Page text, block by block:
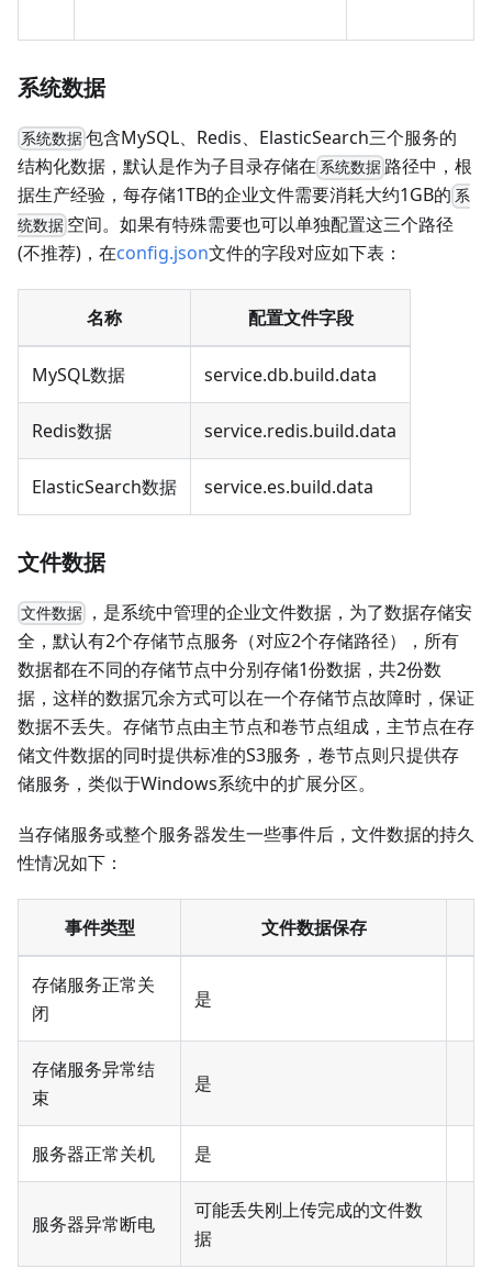
系统数据
系统数据 包含MySQL、Redis、ElasticSearch三个服务的
结构化数据，默认是作为子目录存储在 系统数据 路径中，根
据生产经验，每存储1TB的企业文件需要消耗大约1GB的 系
统数据 空间。如果有特殊需要也可以单独配置这三个路径
(不推荐)，在config.json文件的字段对应如下表：
名称 配置文件字段
MySQL数据 service.db.build.data
Redis数据 service.redis.build.data
ElasticSearch数据 service.es.build.data
文件数据
文件数据
，是系统中管理的企业文件数据，为了数据存储安
全，默认有2个存储节点服务（对应2个存储路径），所有
数据都在不同的存储节点中分别存储1份数据，共2份数
据，这样的数据冗余方式可以在一个存储节点故障时，保证
数据不丢失。存储节点由主节点和卷节点组成，主节点在存
储文件数据的同时提供标准的S3服务，卷节点则只提供存
储服务，类似于Windows系统中的扩展分区。
当存储服务或整个服务器发生一些事件后，文件数据的持久
性情况如下：
事件类型 文件数据保存
存储服务正常关
闭
是
存储服务异常结
束
是
服务器正常关机 是
服务器异常断电
可能丢失刚上传完成的文件数
据